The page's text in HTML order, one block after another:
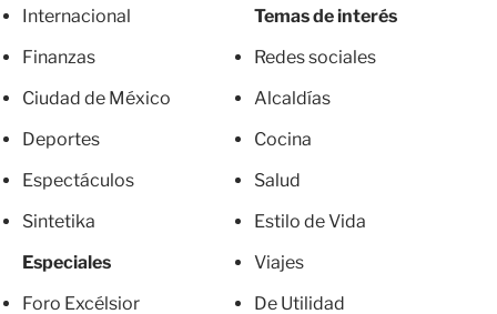
Internacional
Finanzas
Ciudad de México
Deportes
Espectáculos
Sintetika
Especiales
Foro Excélsior
Temas de interés
Redes sociales
Alcaldías
Cocina
Salud
Estilo de Vida
Viajes
De Utilidad